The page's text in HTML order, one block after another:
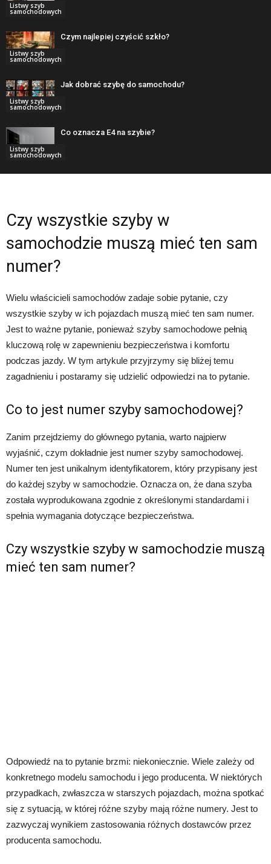
Listwy szyb
samochodowych
Listwy szyb
samochodowych
Czym najlepiej czyścić szkło?
Listwy szyb
samochodowych
Jak dobrać szybę do samochodu?
Listwy szyb
samochodowych
Co oznacza E4 na szybie?
Czy wszystkie szyby w
samochodzie muszą mieć ten sam
numer?
Wielu właścicieli samochodów zadaje sobie pytanie, czy
wszystkie szyby w ich pojazdach muszą mieć ten sam numer.
Jest to ważne pytanie, ponieważ szyby samochodowe pełnią
kluczową rolę w zapewnieniu bezpieczeństwa i komfortu
podczas jazdy. W tym artykule przyjrzymy się bliżej temu
zagadnieniu i postaramy się udzielić odpowiedzi na to pytanie.
Co to jest numer szyby samochodowej?
Zanim przejdziemy do głównego pytania, warto najpierw
wyjaśnić, czym dokładnie jest numer szyby samochodowej.
Numer ten jest unikalnym identyfikatorem, który przypisany jest
do każdej szyby w samochodzie. Oznacza on, że dana szyba
została wyprodukowana zgodnie z określonymi standardami i
spełnia wymagania dotyczące bezpieczeństwa.
Czy wszystkie szyby w samochodzie muszą
mieć ten sam numer?
Odpowiedź na to pytanie brzmi: niekoniecznie. Wiele zależy od
konkretnego modelu samochodu i jego producenta. W niektórych
przypadkach, zwłaszcza w starszych pojazdach, można spotkać
się z sytuacją, w której różne szyby mają różne numery. Jest to
zazwyczaj wynikiem zastosowania różnych dostawców przez
producenta samochodu.